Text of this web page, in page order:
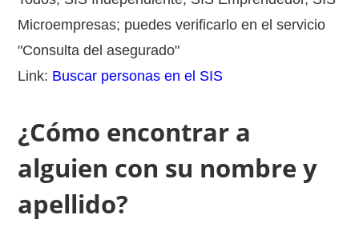
Microempresas; puedes verificarlo en el servicio
"Consulta del asegurado"
Link: Buscar personas en el SIS
¿Cómo encontrar a
alguien con su nombre y
apellido?